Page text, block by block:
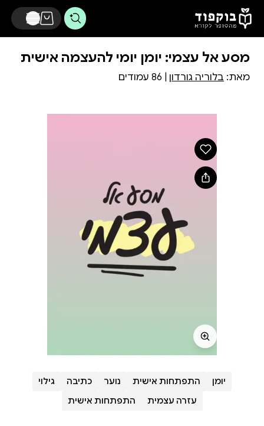
דלג לתוכן הראשי
מסע אל עצמי: יומן יומי להעצמה אישית
מאת: בלוריה גורדון
יומן התפתחות אישית נוער כתיבה
גילוי
עזרה עצמית
התפתחות אישית